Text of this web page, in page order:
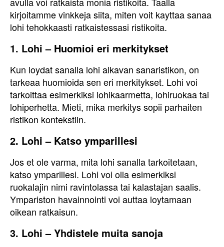
kirjoitamme vinkkeja siita, miten voit kayttaa sanaa
lohi tehokkaasti ratkaistessasi ristikoita.
1. Lohi – Huomioi eri merkitykset
Kun loydat sanalla lohi alkavan sanaristikon, on
tarkeaa huomioida sen eri merkitykset. Lohi voi
tarkoittaa esimerkiksi lohikaarmetta, lohiruokaa tai
lohiperhetta. Mieti, mika merkitys sopii parhaiten
ristikon kontekstiin.
2. Lohi – Katso ymparillesi
Jos et ole varma, mita lohi sanalla tarkoitetaan,
katso ymparillesi. Lohi voi olla esimerkiksi
ruokalajin nimi ravintolassa tai kalastajan saalis.
Ympariston havainnointi voi auttaa loytamaan
oikean ratkaisun.
3. Lohi – Yhdistele muita sanoja